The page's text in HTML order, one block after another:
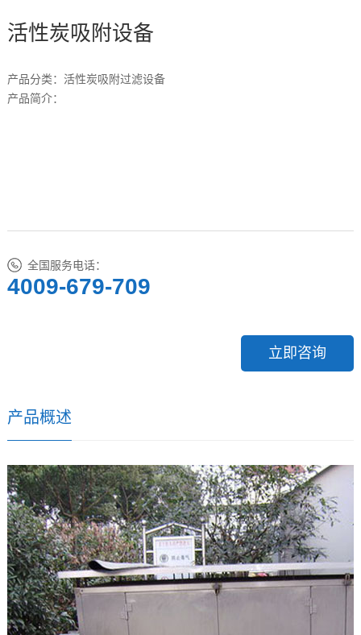
活性炭吸附设备
产品分类：活性炭吸附过滤设备
产品简介：
全国服务电话：
4009-679-709
立即咨询
产品概述